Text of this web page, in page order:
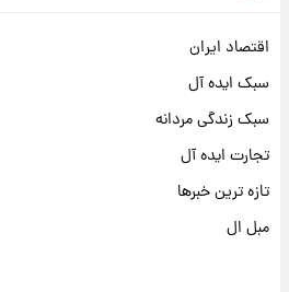
اقتصاد ایران
سبک ایده آل
سبک زندگی مردانه
تجارت ایده آل
تازه ترین خبرها
مبل ال